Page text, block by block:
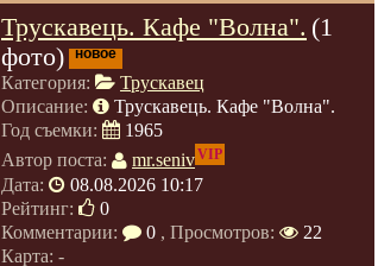
Трускавець. Кафе "Волна". (1
фото)
новое
Категория:
Трускавец
Описание:
Трускавець. Кафе "Волна".
Год съемки:
1965
Автор поста:
mr.senivVIP
Дата:
08.08.2026 10:17
Рейтинг:
0
Комментарии:
0 , Просмотров:
22
Карта: -